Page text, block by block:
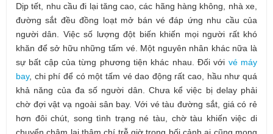
Dịp tết, nhu cầu đi lại tăng cao, các hãng hàng không, nhà xe,
đường sắt đều đồng loạt mở bán vé đáp ứng nhu cầu của
người dân. Việc số lượng đột biến khiến mọi người rất khó
khăn để sở hữu những tấm vé. Một nguyên nhân khác nữa là
sự bất cập của từng phương tiện khác nhau. Đối với vé máy
bay, chi phí để có một tấm vé dao động rất cao, hầu như quá
khả năng của đa số người dân. Chưa kể việc bị delay phải
chờ đợi vật vạ ngoài sân bay. Với vé tàu đường sắt, giá có rẻ
hơn đôi chút, song tình trạng né tàu, chờ tàu khiến việc di
chuyển chậm lại thậm chí trễ giờ trong bối cảnh ai cũng mong